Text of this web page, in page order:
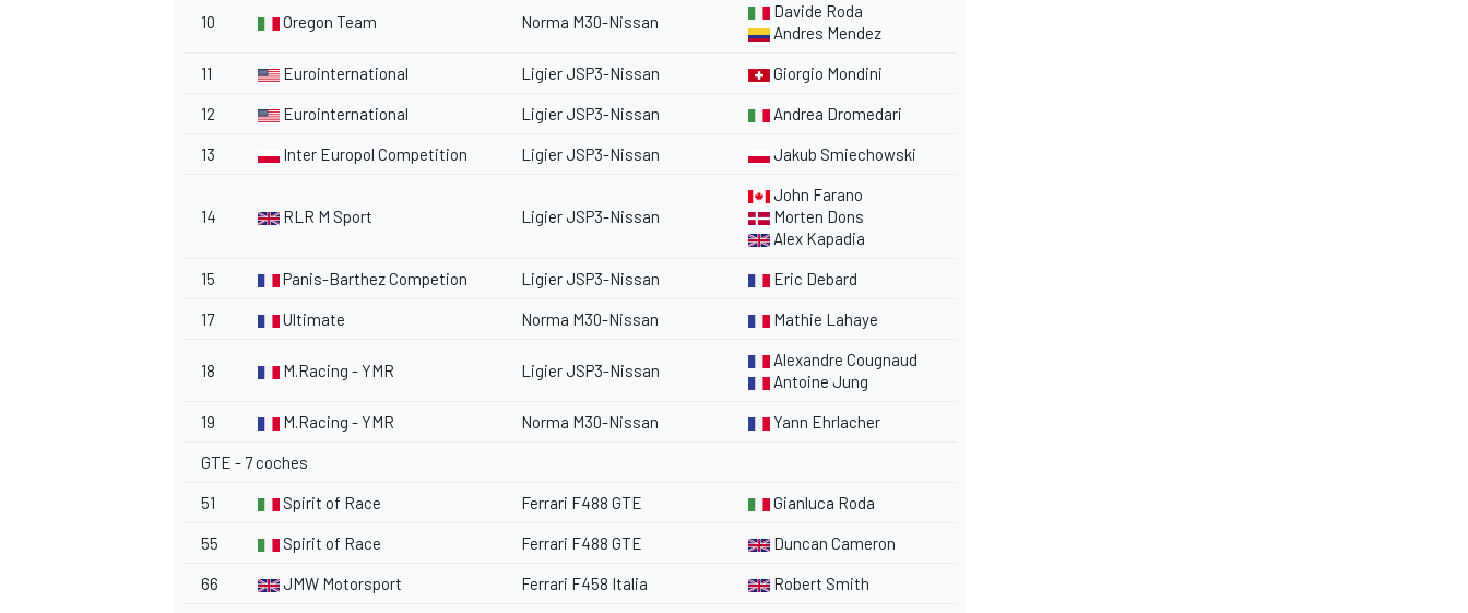
10 Oregon Team Norma M30-Nissan
Davide Roda
Andres Mendez
11 Eurointernational Ligier JSP3-Nissan Giorgio Mondini
12 Eurointernational Ligier JSP3-Nissan Andrea Dromedari
13 Inter Europol Competition Ligier JSP3-Nissan Jakub Smiechowski
14 RLR M Sport Ligier JSP3-Nissan
John Farano
Morten Dons
Alex Kapadia
15 Panis-Barthez Competion Ligier JSP3-Nissan Eric Debard
17 Ultimate Norma M30-Nissan Mathie Lahaye
18 M.Racing - YMR Ligier JSP3-Nissan
Alexandre Cougnaud
Antoine Jung
19 M.Racing - YMR Norma M30-Nissan Yann Ehrlacher
GTE - 7 coches
51 Spirit of Race Ferrari F488 GTE Gianluca Roda
55 Spirit of Race Ferrari F488 GTE Duncan Cameron
66 JMW Motorsport Ferrari F458 Italia Robert Smith